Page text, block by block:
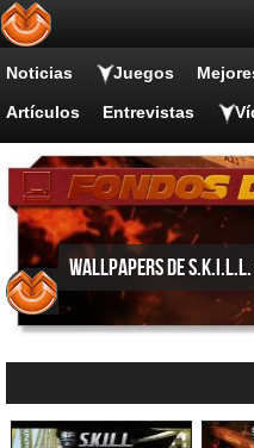
Noticias Juegos
Artículos Entrevistas
Wallpapers de